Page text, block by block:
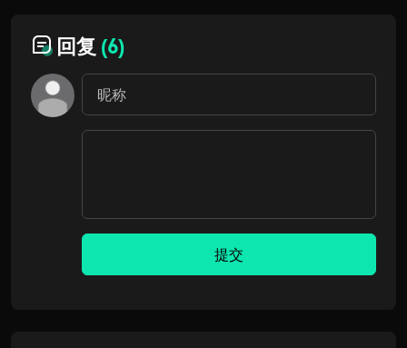
回复 (6)
提交